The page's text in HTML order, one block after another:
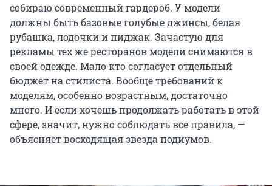
собираю современный гардероб. У модели
должны быть базовые голубые джинсы, белая
рубашка, лодочки и пиджак. Зачастую для
рекламы тех же ресторанов модели снимаются в
своей одежде. Мало кто согласует отдельный
бюджет на стилиста. Вообще требований к
моделям, особенно возрастным, достаточно
много. И если хочешь продолжать работать в этой
сфере, значит, нужно соблюдать все правила, —
объясняет восходящая звезда подиумов.